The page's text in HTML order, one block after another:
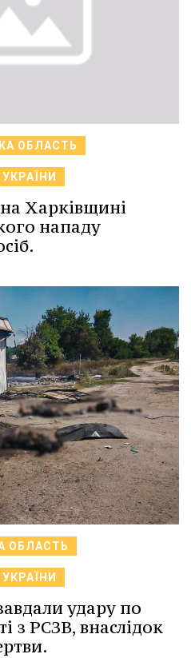
ОБЛАСТЬ
Харківщині
нападу
ОБЛАСТЬ
удару по
з РСЗВ, внаслідок